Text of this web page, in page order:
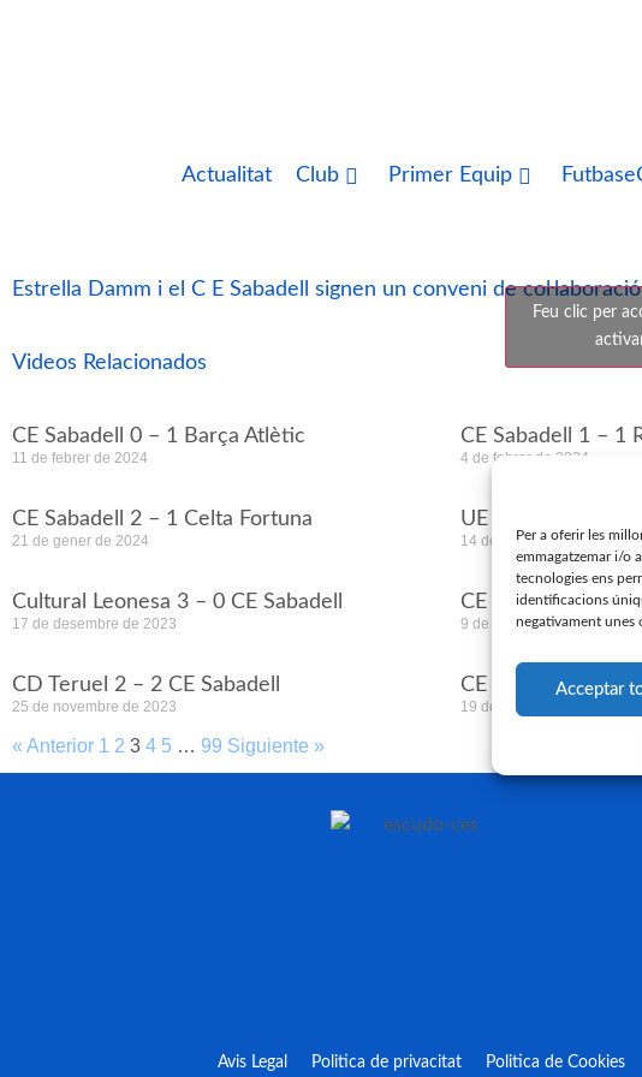
Per a oferir les
emmagatzemar i/o
tecnologies ens
identificacions
negativament unes
Acceptar
Actualitat Club Primer Equip
Estrella Damm i el C E Sabadell signen un conveni de coŀlaboració
Feu clic per
Videos Relacionados
CE Sabadell 0 – 1 Barça Atlètic
11 de febrer de 2024
CE Sabadell 1 – 1
4 de febrer de 2024
CE Sabadell 2 – 1 Celta Fortuna
21 de gener de 2024
UE Cornellà 0 – 1
14 de gener de 2024
Cultural Leonesa 3 – 0 CE Sabadell
17 de desembre de 2023
CE Sabadell 1 – 0
9 de desembre de 2023
CD Teruel 2 – 2 CE Sabadell
25 de novembre de 2023
CE Sabadell 0 – 1
19 de novembre de 2023
« Anterior 1 2 3 4 5 … 99 Siguiente »
Avis Legal Politica de privacitat Politica de Cookies